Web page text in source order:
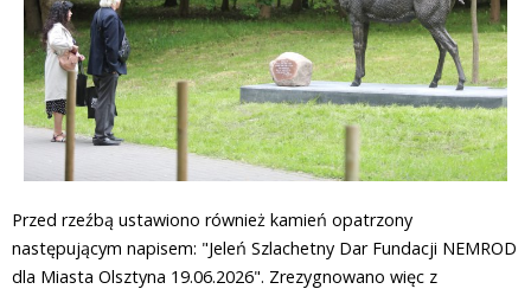
Przed rzeźbą ustawiono również kamień opatrzony
następującym napisem: "Jeleń Szlachetny Dar Fundacji NEMROD
dla Miasta Olsztyna 19.06.2026". Zrezygnowano więc z